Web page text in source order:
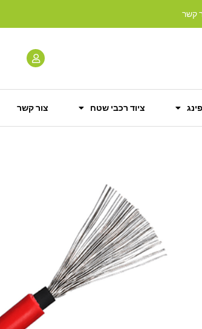
קשר
ציוד רכבי שטח צור קשר